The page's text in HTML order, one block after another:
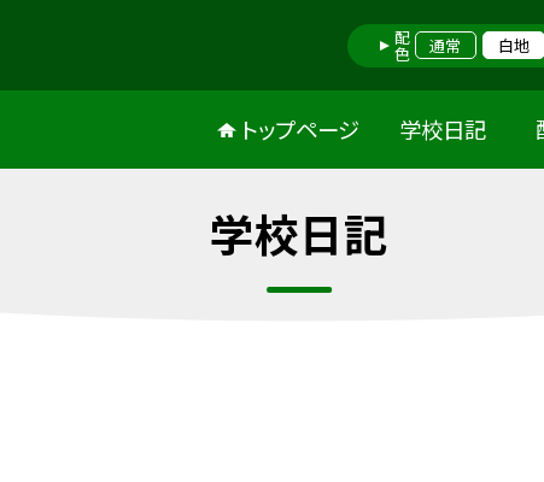
配色 通常 白地
トップページ 学校日記
学校日記